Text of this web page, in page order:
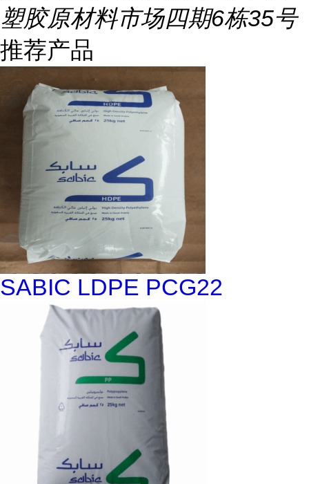
塑胶原材料市场四期6栋35号
推荐产品
SABIC LDPE PCG22